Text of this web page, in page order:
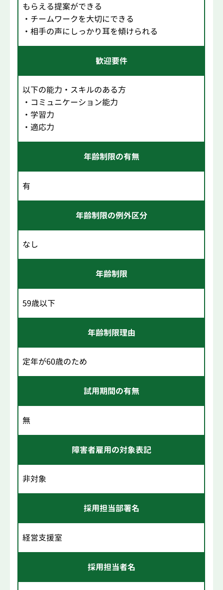
もらえる提案ができる
・チームワークを大切にできる
・相手の声にしっかり耳を傾けられる
歓迎要件
以下の能力・スキルのある方
・コミュニケーション能力
・学習力
・適応力
年齢制限の有無
有
年齢制限の例外区分
なし
年齢制限
59歳以下
年齢制限理由
定年が60歳のため
試用期間の有無
無
障害者雇用の対象表記
非対象
採用担当部署名
経営支援室
採用担当者名